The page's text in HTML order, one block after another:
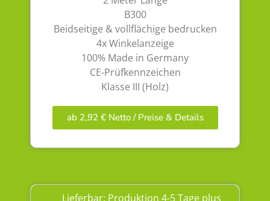
B300
Beidseitige & vollflächige bedrucken
4x Winkelanzeige
100% Made in Germany
CE-Prüfkennzeichen
Klasse III (Holz)
ab 2,92 € Netto / Preise & Details
Lieferbar: Produktion 4-5 Tage plus